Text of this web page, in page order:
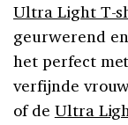
Ultra Light T-
geurwerend
het perfect
verfijnde
of de Ultra